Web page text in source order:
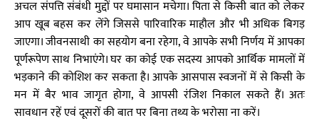
अचल संपत्ति संबंधी मुद्दों पर घमासान मचेगा। पिता से किसी बात को लेकर
आप खूब बहस कर लेंगे जिससे पारिवारिक माहौल और भी अधिक बिगड़
जाएगा। जीवनसाथी का सहयोग बना रहेगा, वे आपके सभी निर्णय में आपका
पूर्णरूपेण साथ निभाएंगे। घर का कोई एक सदस्य आपको आर्थिक मामलों में
भड़काने की कोशिश कर सकता है। आपके आसपास स्वजनों में से किसी के
मन में बैर भाव जागृत होगा, वे आपसी रंजिश निकाल सकते हैं। अतः
सावधान रहें एवं दूसरों की बात पर बिना तथ्य के भरोसा ना करें।